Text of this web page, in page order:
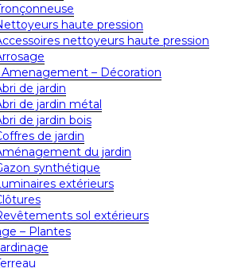
haute pression
nettoyeurs haute pression
Amenagement – Décoration
de jardin
de jardin métal
de jardin bois
de jardin
du jardin
synthétique
extérieurs
sol extérieurs
– Plantes